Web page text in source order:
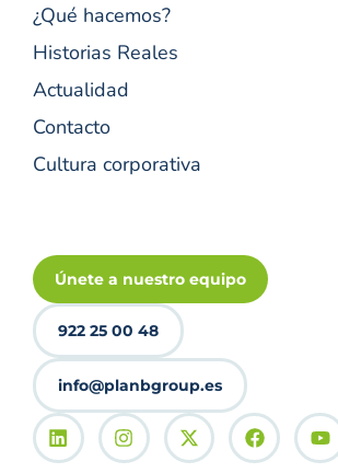
¿Qué hacemos?
Historias Reales
Actualidad
Contacto
Cultura corporativa
Únete a nuestro equipo
922 25 00 48
info@planbgroup.es